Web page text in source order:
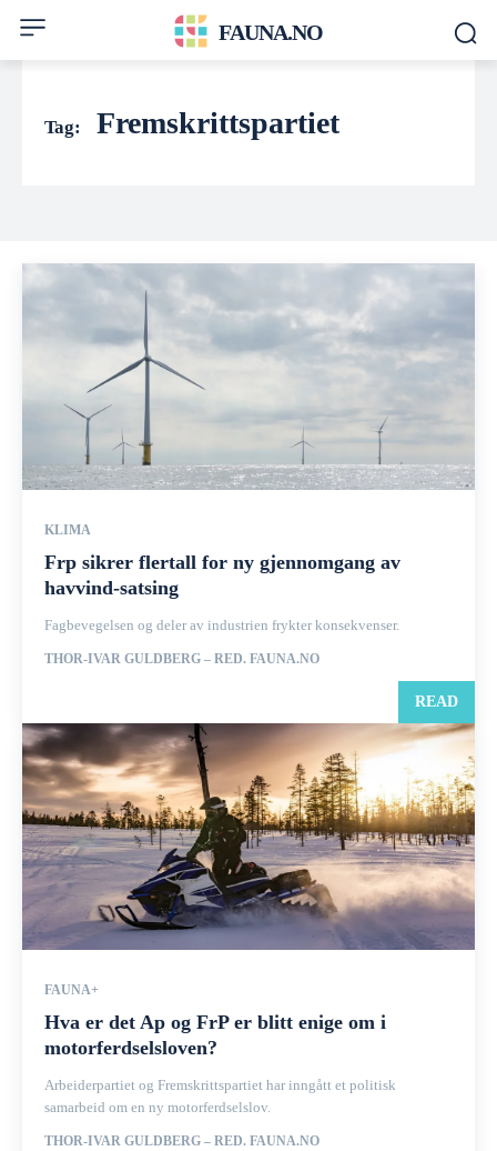
FAUNA.NO
Tag: Fremskrittspartiet
KLIMA
Frp sikrer flertall for ny gjennomgang av
havvind-satsing
Fagbevegelsen og deler av industrien frykter konsekvenser.
THOR-IVAR GULDBERG – RED. FAUNA.NO
READ
FAUNA+
Hva er det Ap og FrP er blitt enige om i
motorferdselsloven?
Arbeiderpartiet og Fremskrittspartiet har inngått et politisk
samarbeid om en ny motorferdselslov.
THOR-IVAR GULDBERG – RED. FAUNA.NO